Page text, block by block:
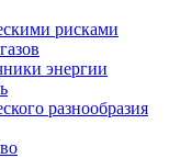
рисками
энергии
разнообразия